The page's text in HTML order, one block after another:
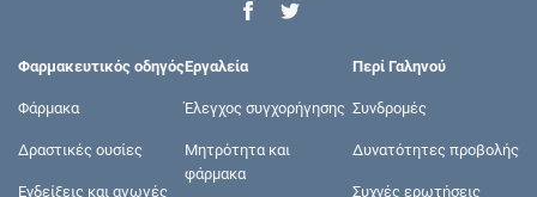
Φαρμακευτικός οδηγός
Φάρμακα
Δραστικές ουσίες
Ενδείξεις και αγωγές
Εργαλεία
Έλεγχος συγχορήγησης
Μητρότητα και
φάρμακα
Περί Γαληνού
Συνδρομές
Δυνατότητες προβολής
Συχνές ερωτήσεις